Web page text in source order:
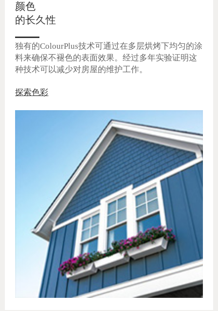
颜色
的长久性
独有的ColourPlus技术可通过在多层烘烤下均匀的涂
料来确保不褪色的表面效果。经过多年实验证明这
种技术可以减少对房屋的维护工作。
探索色彩